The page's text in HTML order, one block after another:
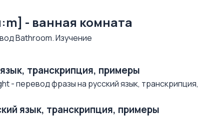
- ванная комната
транскрипция, примеры
- перевод фразы на русский язык, транскрипция,
язык, транскрипция, примеры